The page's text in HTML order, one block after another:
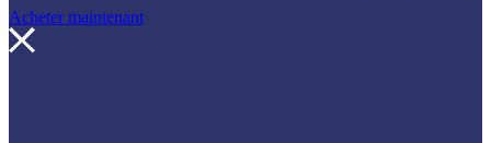
Acheter maintenant